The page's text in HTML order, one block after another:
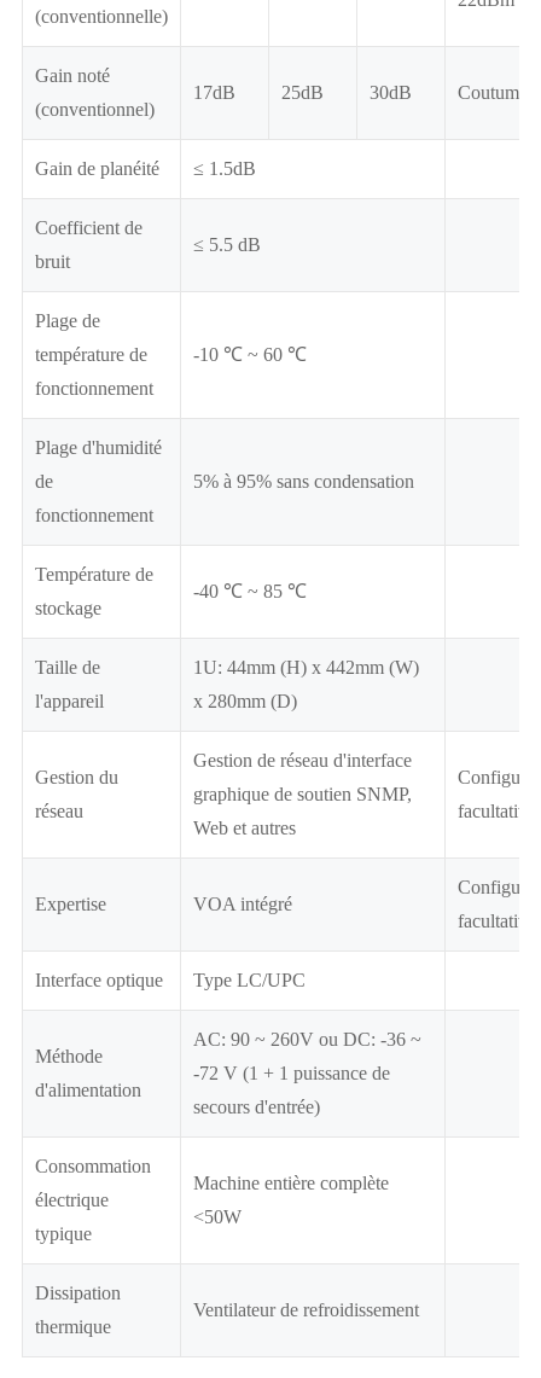
(conventionnelle)
Gain noté
(conventionnel)
17dB 25dB 30dB Coutume
Gain de planéité ≤ 1.5dB
Coefficient de
bruit
≤ 5.5 dB
Plage de
température de
fonctionnement
-10 ℃ ~ 60 ℃
Plage d'humidité
de
fonctionnement
5% à 95% sans condensation
Température de
stockage
-40 ℃ ~ 85 ℃
Taille de
l'appareil
1U: 44mm (H) x 442mm (W)
x 280mm (D)
Gestion du
réseau
Gestion de réseau d'interface
graphique de soutien SNMP,
Web et autres
Expertise VOA intégré
Interface optique Type LC/UPC
Méthode
d'alimentation
AC: 90 ~ 260V ou DC: -36 ~
-72 V (1 + 1 puissance de
secours d'entrée)
Consommation
électrique
typique
Machine entière complète
<50W
Dissipation
thermique
Ventilateur de refroidissement